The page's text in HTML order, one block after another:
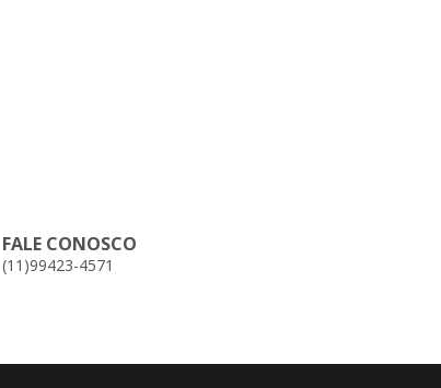
FALE CONOSCO
(11)99423-4571